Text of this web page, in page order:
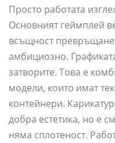
Просто работата
Основният геймплей
всъщност
амбициозно.
затворите. Това е
модели, които имат
контейнери.
добра естетика, но е
няма сплотеност.